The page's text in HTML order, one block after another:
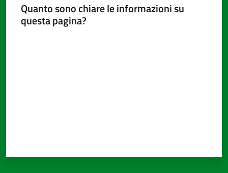
Quanto sono chiare le informazioni su
questa pagina?